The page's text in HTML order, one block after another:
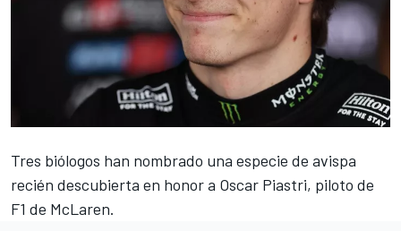
Tres biólogos han nombrado una especie de avispa
recién descubierta en honor a Oscar Piastri, piloto de
F1 de McLaren.